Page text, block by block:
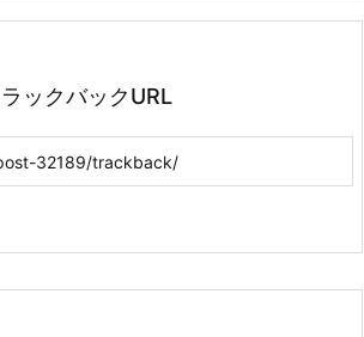
ックバックURL